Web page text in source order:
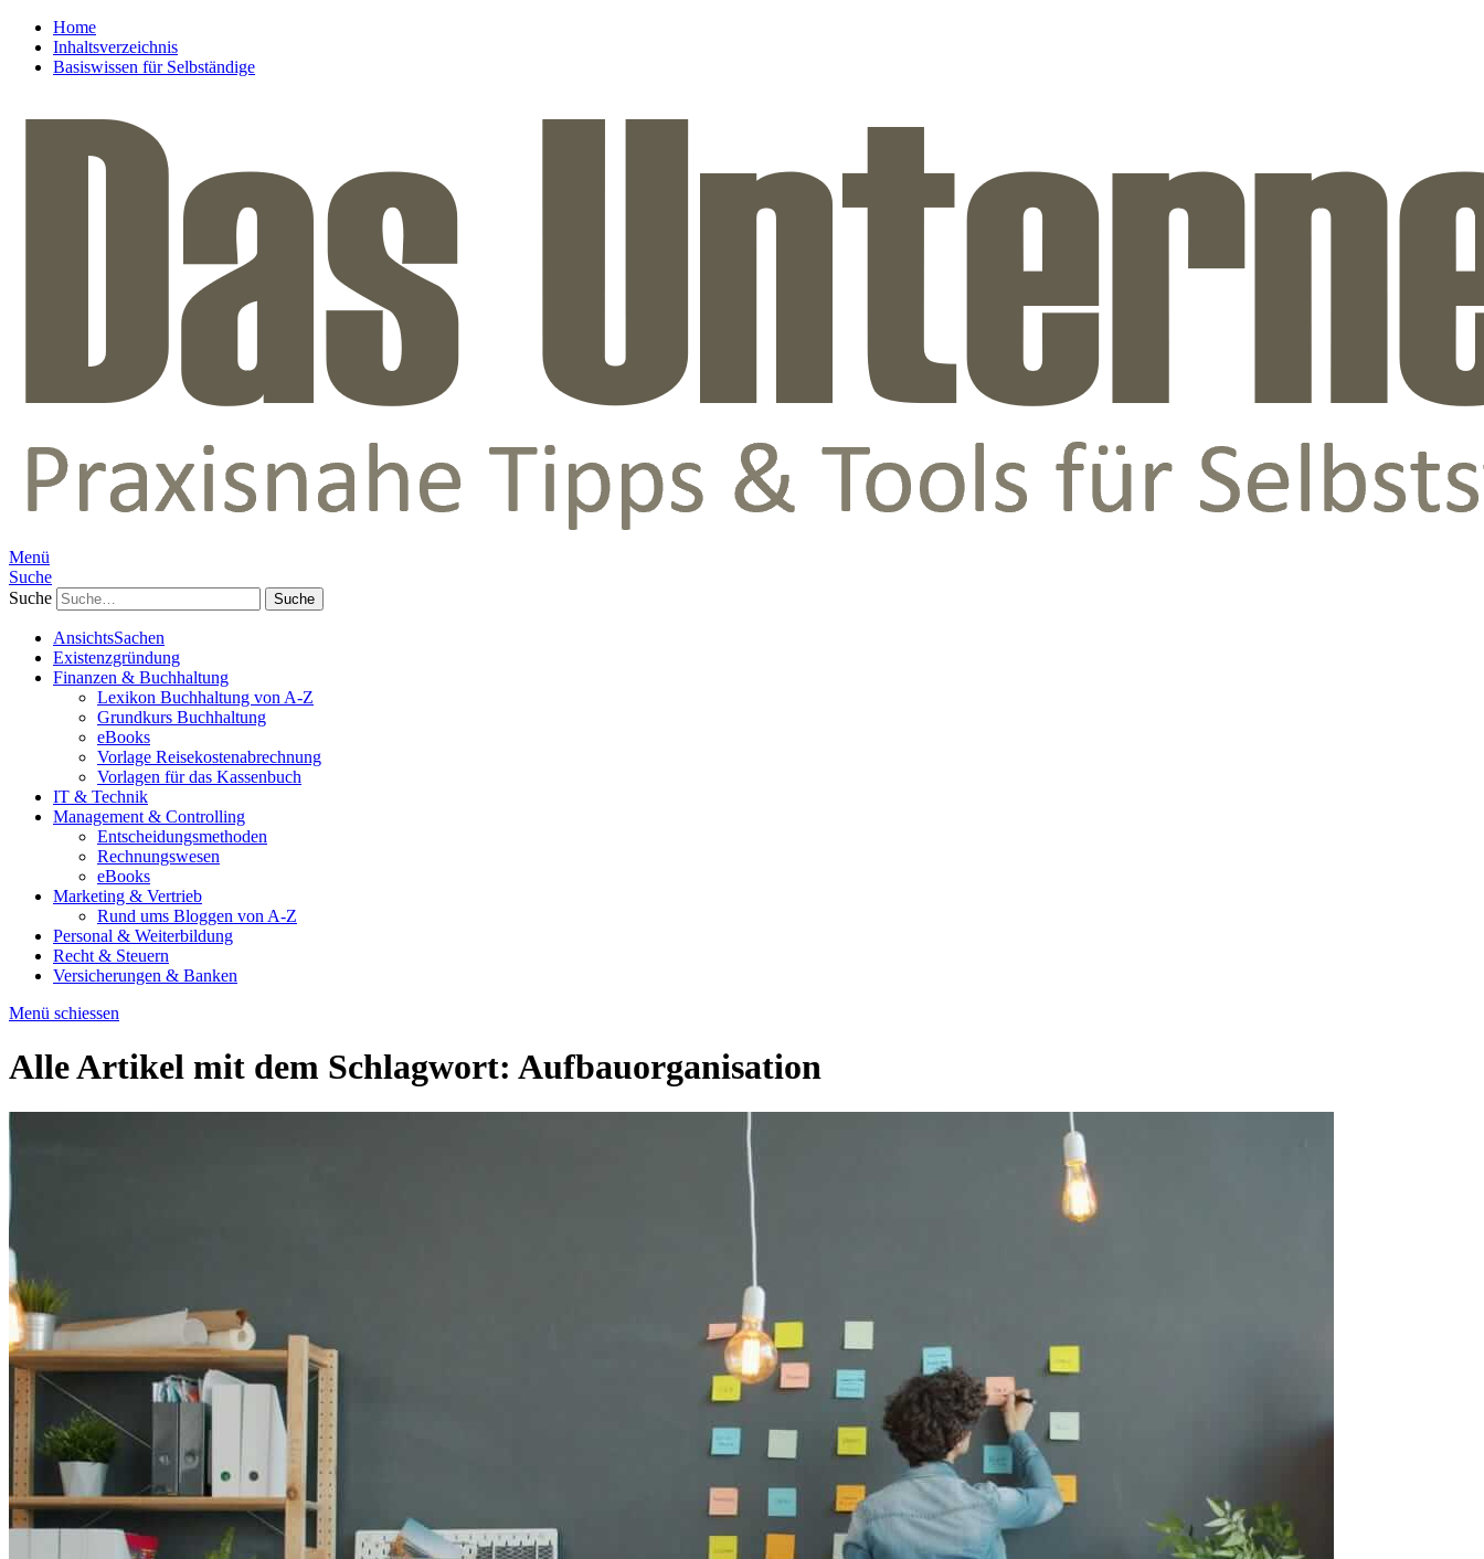
Home
Inhaltsverzeichnis
Basiswissen für Selbständige
Menü
Suche
Suche
AnsichtsSachen
Existenzgründung
Finanzen & Buchhaltung
Lexikon Buchhaltung von A-Z
Grundkurs Buchhaltung
eBooks
Vorlage Reisekostenabrechnung
Vorlagen für das Kassenbuch
IT & Technik
Management & Controlling
Entscheidungsmethoden
Rechnungswesen
eBooks
Marketing & Vertrieb
Rund ums Bloggen von A-Z
Personal & Weiterbildung
Recht & Steuern
Versicherungen & Banken
Menü schiessen
Alle Artikel mit dem Schlagwort: Aufbauorganisation